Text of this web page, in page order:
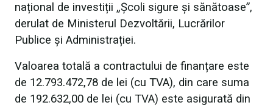
național de investiții „Școli sigure și sănătoase”,
derulat de Ministerul Dezvoltării, Lucrărilor
Publice și Administrației.
Valoarea totală a contractului de finanțare este
de 12.793.472,78 de lei (cu TVA), din care suma
de 192.632,00 de lei (cu TVA) este asigurată din